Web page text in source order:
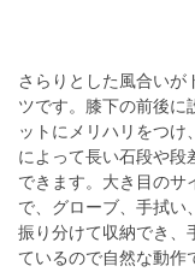
さらりとした風合い
ツです。膝下の前後に
ットにメリハリをつけ
によって長い石段や
できます。大き目の
で、グローブ、手拭い
振り分けて収納でき、
ているので自然な動作